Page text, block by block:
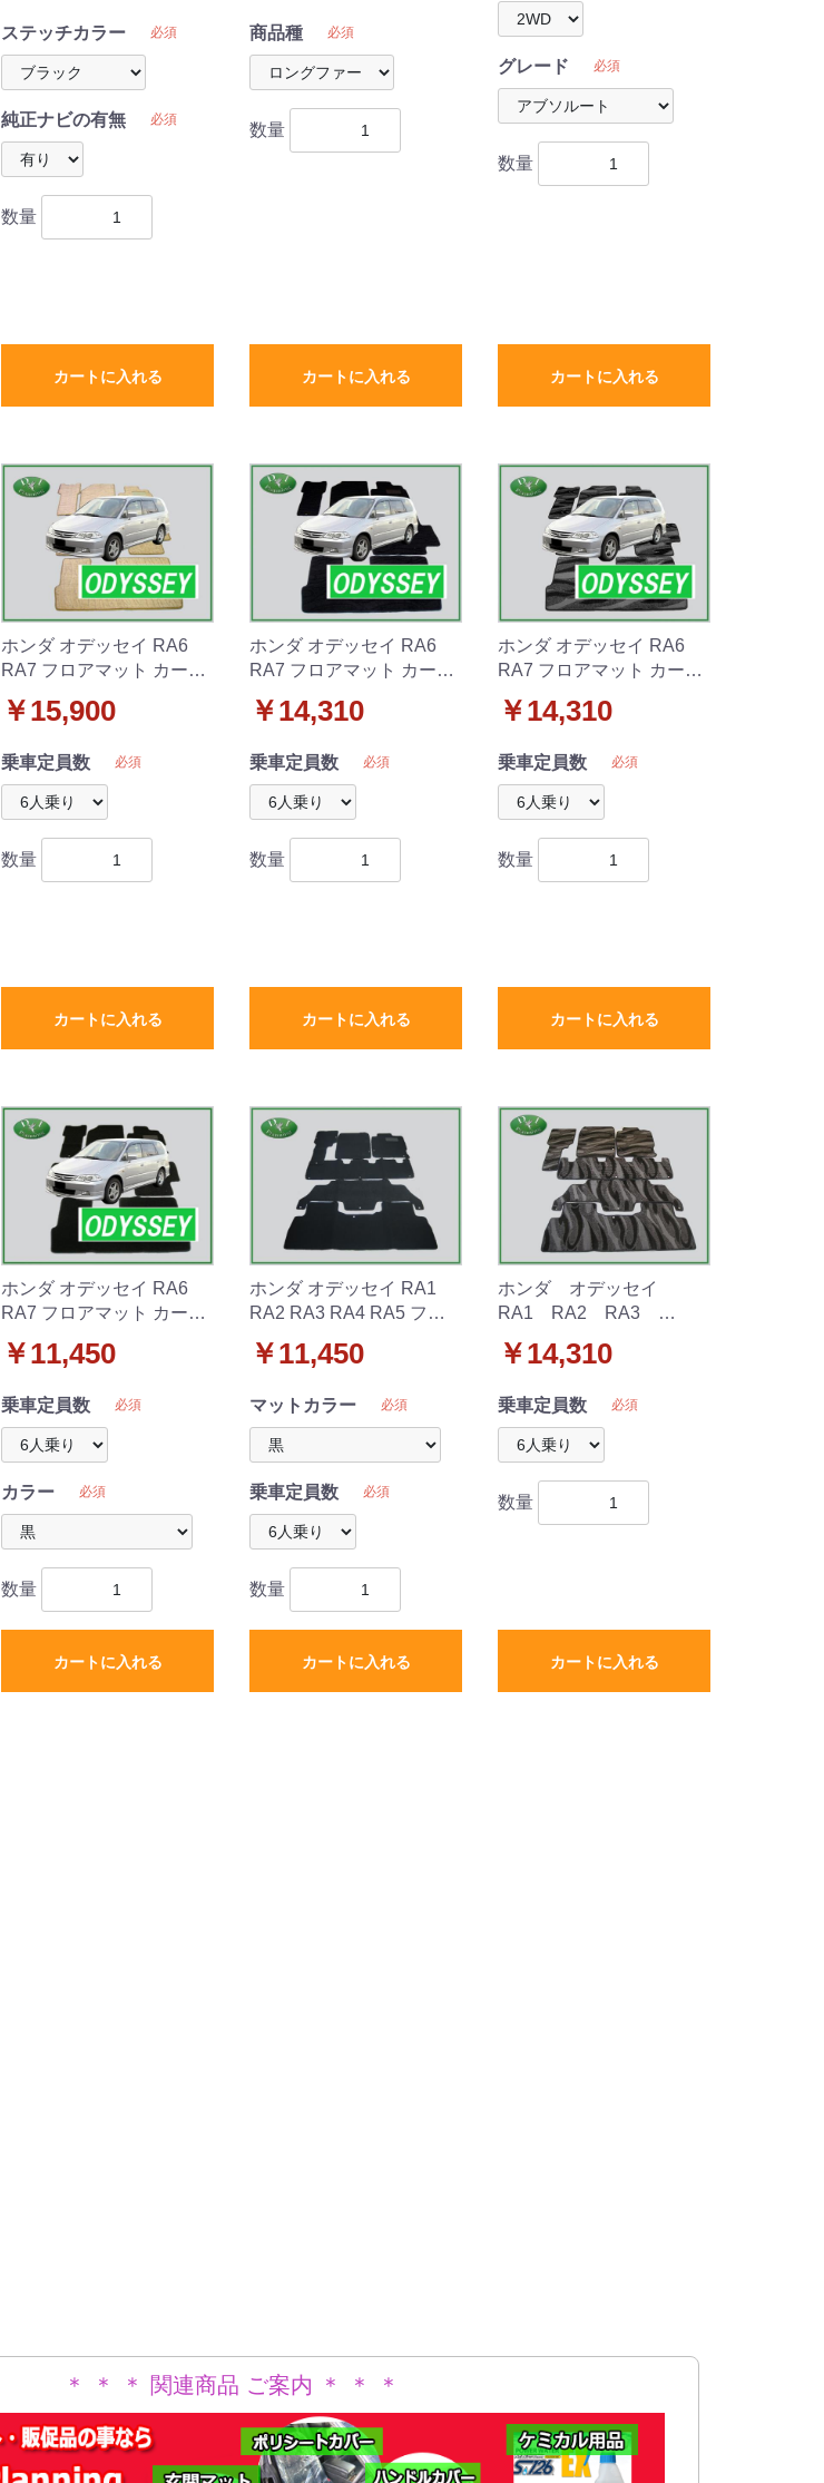
ステッチカラー 必須
純正ナビの有無 必須
数量
カートに入れる
商品種 必須
数量
カートに入れる
グレード 必須
数量
カートに入れる
ホンダ オデッセイ RA6
RA7 フロアマット カーマ
￥15,900
乗車定員数 必須
数量
カートに入れる
ホンダ オデッセイ RA6
RA7 フロアマット カーマ
￥14,310
乗車定員数 必須
数量
カートに入れる
ホンダ オデッセイ RA6
RA7 フロアマット カーマ
￥14,310
乗車定員数 必須
数量
カートに入れる
ホンダ オデッセイ RA6
RA7 フロアマット カーマ
￥11,450
乗車定員数 必須
カラー 必須
数量
カートに入れる
ホンダ オデッセイ RA1
RA2 RA3 RA4 RA5 フロ
￥11,450
マットカラー 必須
乗車定員数 必須
数量
カートに入れる
ホンダ オデッセイ
RA1 RA2 RA3
ト 織柄
￥14,310
乗車定員数 必須
数量
カートに入れる
＊ ＊ ＊ 関連商品 ご案内 ＊ ＊ ＊